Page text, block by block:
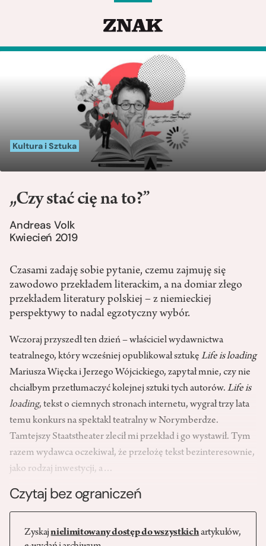
Kultura i Sztuka
„Czy stać cię na to?”
Andreas Volk
Kwiecień 2019
Czasami zadaję sobie pytanie, czemu zajmuję się
zawodowo przekładem literackim, a na domiar złego
przekładem literatury polskiej – z niemieckiej
perspektywy to nadal egzotyczny wybór.
Wczoraj przyszedł ten dzień – właściciel wydawnictwa
teatralnego, który wcześniej opublikował sztukę Life is loading
Mariusza Więcka i Jerzego Wójcickiego, zapytał mnie, czy nie
chciałbym przetłumaczyć kolejnej sztuki tych autorów. Life is
loading, tekst o ciemnych stronach internetu, wygrał trzy lata
temu konkurs na spektakl teatralny w Norymberdze.
Tamtejszy Staatstheater zlecił mi przekład i go wystawił. Tym
razem wydawca oczekiwał, że przełożę tekst bezinteresownie,
jako rodzaj inwestycji, a…
Czytaj bez ograniczeń
Zyskajnielimitowany dostęp do wszystkichartykułów,